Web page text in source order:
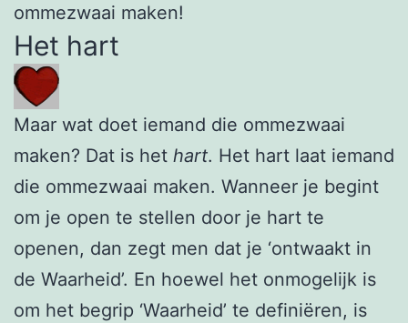
ommezwaai maken!
Het hart
Maar wat doet iemand die ommezwaai
maken? Dat is het hart. Het hart laat iemand
die ommezwaai maken. Wanneer je begint
om je open te stellen door je hart te
openen, dan zegt men dat je ‘ontwaakt in
de Waarheid’. En hoewel het onmogelijk is
om het begrip ‘Waarheid’ te definiëren, is